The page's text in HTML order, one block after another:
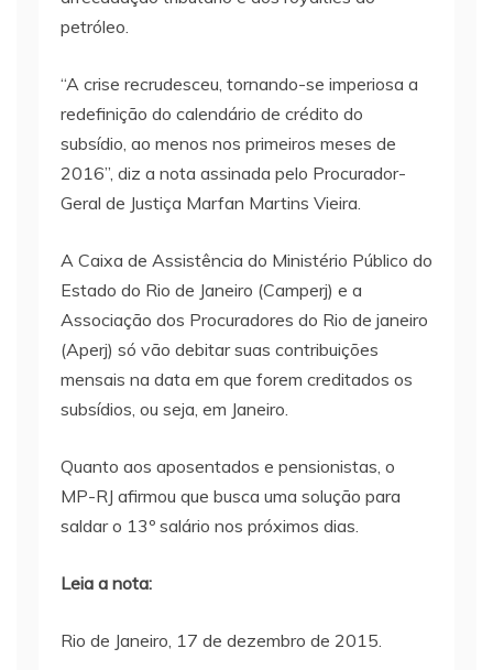
petróleo.
“A crise recrudesceu, tornando-se imperiosa a
redefinição do calendário de crédito do
subsídio, ao menos nos primeiros meses de
2016”, diz a nota assinada pelo Procurador-
Geral de Justiça Marfan Martins Vieira.
A Caixa de Assistência do Ministério Público do
Estado do Rio de Janeiro (Camperj) e a
Associação dos Procuradores do Rio de janeiro
(Aperj) só vão debitar suas contribuições
mensais na data em que forem creditados os
subsídios, ou seja, em Janeiro.
Quanto aos aposentados e pensionistas, o
MP-RJ afirmou que busca uma solução para
saldar o 13º salário nos próximos dias.
Leia a nota:
Rio de Janeiro, 17 de dezembro de 2015.